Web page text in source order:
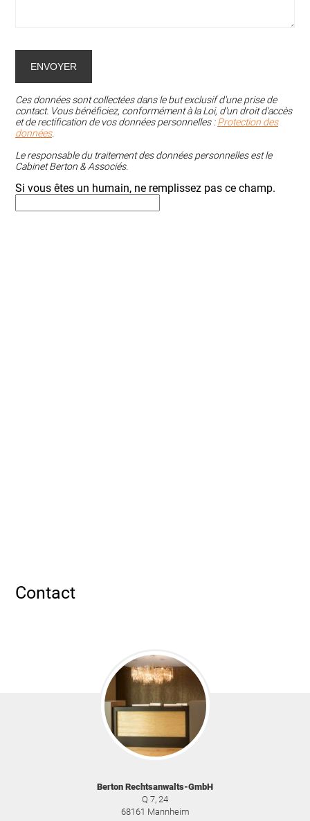
Ces données sont collectées dans le but exclusif d'une prise de
contact. Vous bénéficiez, conformément à la Loi, d'un droit d'accès
et de rectification de vos données personnelles :Protection des
données.
Le responsable du traitement des données personnelles est le
Cabinet Berton & Associés.
Si vous êtes un humain, ne remplissez pas ce champ.
Contact
Berton Rechtsanwalts-GmbH
Q 7, 24
68161 Mannheim